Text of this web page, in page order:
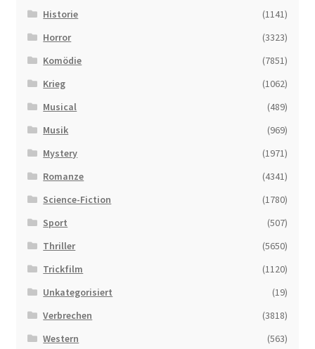
Historie
(1141)
Horror
(3323)
Komödie
(7851)
Krieg
(1062)
Musical
(489)
Musik
(969)
Mystery
(1971)
Romanze
(4341)
Science-Fiction
(1780)
Sport
(507)
Thriller
(5650)
Trickfilm
(1120)
Unkategorisiert
(19)
Verbrechen
(3818)
Western
(563)